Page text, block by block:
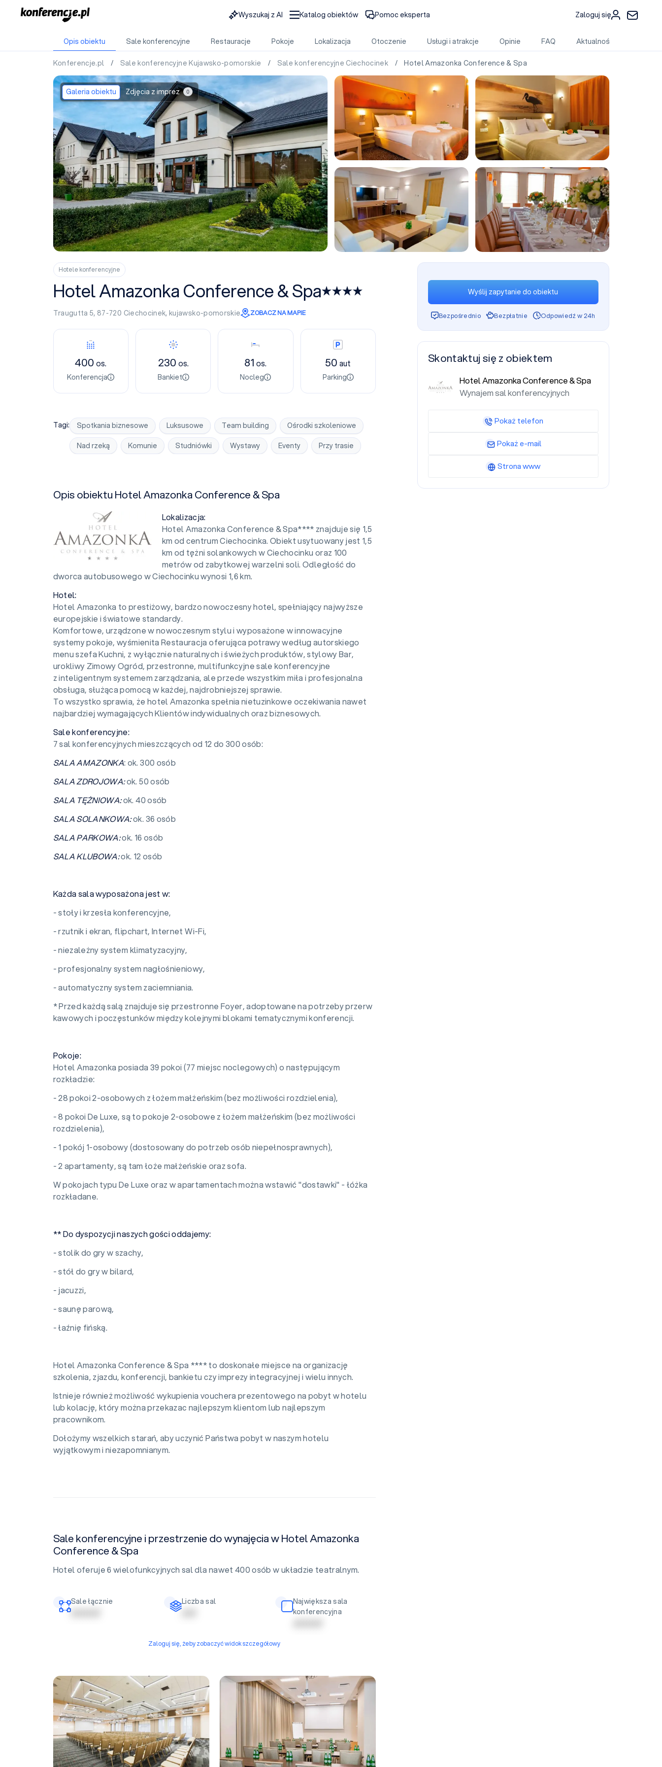
Wyszukaj z AI Katalog obiektów Pomoc eksperta Zaloguj się
Opis obiektu Sale konferencyjne Restauracje Pokoje Lokalizacja Otoczenie Usługi i atrakcje Opinie FAQ Aktualności
Konferencje.pl / Sale konferencyjne Kujawsko-pomorskie / Sale konferencyjne Ciechocinek / Hotel Amazonka Conference & Spa
Galeria obiektu Zdjęcia z imprez 0
+57
Hotele konferencyjne
Hotel Amazonka Conference & Spa
Traugutta 5, 87-720 Ciechocinek,kujawsko-pomorskie ZOBACZ NA MAPIE
Konferencja
400os.
Konferencja
Bankiet
230 os.
Bankiet
Nocleg
81os.
Nocleg
Parking
50aut
Parking
Tagi: Spotkania biznesowe Luksusowe Team building Ośrodki szkoleniowe
Nad rzeką Komunie Studniówki Wystawy Eventy Przy trasie
Opis obiektu Hotel Amazonka Conference & Spa
Lokalizacja:
Hotel Amazonka Conference & Spa**** znajduje się 1,5
km od centrum Ciechocinka. Obiekt usytuowany jest 1,5
km od tężni solankowych w Ciechocinku oraz 100
metrów od zabytkowej warzelni soli. Odległość do
dworca autobusowego w Ciechocinku wynosi 1,6 km.
Hotel:
Hotel Amazonka to prestiżowy, bardzo nowoczesny hotel, spełniający najwyższe
europejskie i światowe standardy.
Komfortowe, urządzone w nowoczesnym stylu i wyposażone w innowacyjne
systemy pokoje, wyśmienita Restauracja oferująca potrawy według autorskiego
menu szefa Kuchni, z wyłącznie naturalnych i świeżych produktów, stylowy Bar,
urokliwy Zimowy Ogród, przestronne, multifunkcyjne sale konferencyjne
z inteligentnym systemem zarządzania, ale przede wszystkim miła i profesjonalna
obsługa, służąca pomocą w każdej, najdrobniejszej sprawie.
To wszystko sprawia, że hotel Amazonka spełnia nietuzinkowe oczekiwania nawet
najbardziej wymagających Klientów indywidualnych oraz biznesowych.
Sale konferencyjne:
7 sal konferencyjnych mieszczących od 12 do 300 osób:
SALA AMAZONKA: ok. 300 osób
SALA ZDROJOWA:ok. 50 osób
SALA TĘŻNIOWA:ok. 40 osób
SALA SOLANKOWA:ok. 36 osób
SALA PARKOWA:ok. 16 osób
SALA KLUBOWA:ok. 12 osób
Każda sala wyposażona jest w:
- stoły i krzesła konferencyjne,
- rzutnik i ekran, flipchart, Internet Wi-Fi,
- niezależny system klimatyzacyjny,
- profesjonalny system nagłośnieniowy,
- automatyczny system zaciemniania.
* Przed każdą salą znajduje się przestronne Foyer, adoptowane na potrzeby przerw
kawowych i poczęstunków między kolejnymi blokami tematycznymi konferencji.
Pokoje:
Hotel Amazonka posiada 39 pokoi (77 miejsc noclegowych) o następującym
rozkładzie:
- 28 pokoi 2-osobowych z łożem małżeńskim (bez możliwości rozdzielenia),
- 8 pokoi De Luxe, są to pokoje 2-osobowe z łożem małżeńskim (bez możliwości
rozdzielenia),
- 1 pokój 1-osobowy (dostosowany do potrzeb osób niepełnosprawnych),
- 2 apartamenty, są tam łoże małżeńskie oraz sofa.
W pokojach typu De Luxe oraz w apartamentach można wstawić "dostawki" - łóżka
rozkładane.
** Do dyspozycji naszych gości oddajemy:
- stolik do gry w szachy,
- stół do gry w bilard,
- jacuzzi,
- saunę parową,
- łaźnię fińską.
Hotel Amazonka Conference & Spa **** to doskonałe miejsce na organizację
szkolenia, zjazdu, konferencji, bankietu czy imprezy integracyjnej i wielu innych.
Istnieje również możliwość wykupienia vouchera prezentowego na pobyt w hotelu
lub kolację, który można przekazac najlepszym klientom lub najlepszym
pracownikom.
Dołożymy wszelkich starań, aby uczynić Państwa pobyt w naszym hotelu
wyjątkowym i niezapomnianym.
Sale konferencyjne i przestrzenie do wynajęcia w Hotel Amazonka
Conference & Spa
Hotel oferuje 6 wielofunkcyjnych sal dla nawet 400 osób w układzie teatralnym.
Sale łącznie
| | | | | | | | | |
Liczba sal
Największa sala
konferencyjna
Zaloguj się, żeby zobaczyć widok szczegółowy
Sala Amazonka Sala Tężniowa
Wyślij zapytanie do obiektu
Bezpośrednio Bezpłatnie Odpowiedź w 24h
Skontaktuj się z obiektem
Hotel Amazonka Conference & Spa
Wynajem sal konferencyjnych
Pokaż telefon
Pokaż e-mail
Strona www